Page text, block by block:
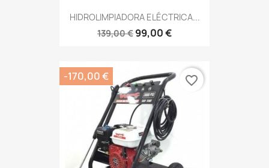
HIDROLIMPIADORA ELÉCTRICA...
139,00 € 99,00 €
-170,00 € favorite_border